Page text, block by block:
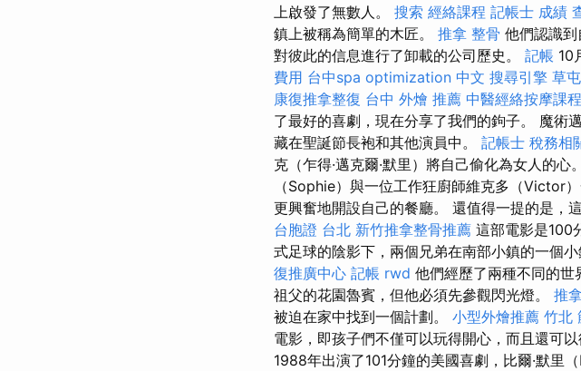
上啟發了無數人。 搜索 經絡課程 記帳士 成績
鎮上被稱為簡單的木匠。 推拿 整骨 他們認識
對彼此的信息進行了卸載的公司歷史。 記帳 10
費用 台中spa optimization 中文 搜尋引擎 草
康復推拿整復 台中 外燴 推薦 中醫經絡按摩課程
了最好的喜劇，現在分享了我們的鉤子。 魔術
藏在聖誕節長袍和其他演員中。 記帳士 稅務相
克（乍得·邁克爾·默里）將自己偷化為女人的心。
（Sophie）與一位工作狂廚師維克多（Victor
更興奮地開設自己的餐廳。 還值得一提的是，
台胞證 台北 新竹推拿整骨推薦 這部電影是100
式足球的陰影下，兩個兄弟在南部小鎮的一個小
復推廣中心 記帳 rwd 他們經歷了兩種不同的
祖父的花園魯賓，但他必須先參觀閃光燈。 推
被迫在家中找到一個計劃。 小型外燴推薦 竹北
電影，即孩子們不僅可以玩得開心，而且還可
1988年出演了101分鐘的美國喜劇，比爾·默里